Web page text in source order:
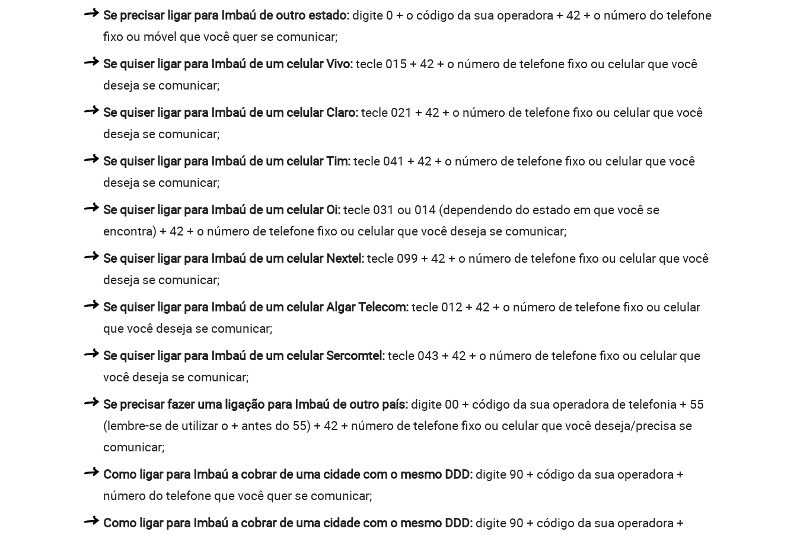
Se precisar ligar para Imbaú de outro estado: digite 0 + o código da sua operadora + 42 + o número do telefone
fixo ou móvel que você quer se comunicar;
Se quiser ligar para Imbaú de um celular Vivo:tecle 015 + 42 + o número de telefone fixo ou celular que você
deseja se comunicar;
Se quiser ligar para Imbaú de um celular Claro:tecle 021 + 42 + o número de telefone fixo ou celular que você
deseja se comunicar;
Se quiser ligar para Imbaú de um celular Tim:tecle 041 + 42 + o número de telefone fixo ou celular que você
deseja se comunicar;
Se quiser ligar para Imbaú de um celular Oi:tecle 031 ou 014 (dependendo do estado em que você se
encontra) + 42 + o número de telefone fixo ou celular que você deseja se comunicar;
Se quiser ligar para Imbaú de um celular Nextel:tecle 099 + 42 + o número de telefone fixo ou celular que você
deseja se comunicar;
Se quiser ligar para Imbaú de um celular Algar Telecom:tecle 012 + 42 + o número de telefone fixo ou celular
que você deseja se comunicar;
Se quiser ligar para Imbaú de um celular Sercomtel:tecle 043 + 42 + o número de telefone fixo ou celular que
você deseja se comunicar;
Se precisar fazer uma ligação para Imbaú de outro país: digite 00 + código da sua operadora de telefonia + 55
(lembre-se de utilizar o + antes do 55) + 42 + número de telefone fixo ou celular que você deseja/precisa se
comunicar;
Como ligar para Imbaú a cobrar de uma cidade com o mesmo DDD: digite 90 + código da sua operadora +
número do telefone que você quer se comunicar;
Como ligar para Imbaú a cobrar de uma cidade com o mesmo DDD: digite 90 + código da sua operadora +